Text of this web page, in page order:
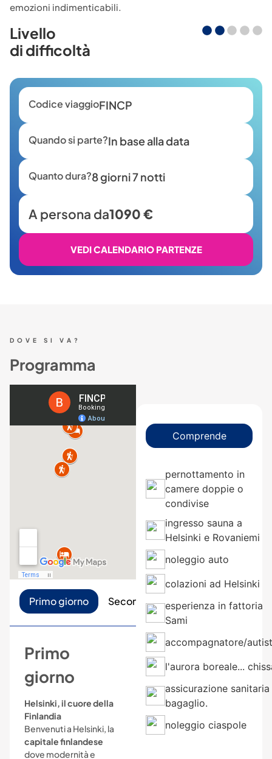
emozioni indimenticabili.
Livello
di difficoltà
Codice viaggioFINCP
Quando si parte?In base alla data
Quanto dura?8 giorni 7 notti
A persona da1090 €
VEDI CALENDARIO PARTENZE
DOVE SI VA?
Programma
Primo giorno Secondo giorno Terzo giorno
Primo
giorno
Helsinki, il cuore della
Finlandia
Benvenuti a Helsinki, la
capitale finlandese
dove modernità e
Comprende
pernottamento in
camere doppie o
condivise
ingresso sauna a
Helsinki e Rovaniemi
noleggio auto
colazioni ad Helsinki
esperienza in fattoria
Sami
accompagnatore/
l'aurora boreale...
assicurazione sanitaria
bagaglio.
noleggio ciaspole